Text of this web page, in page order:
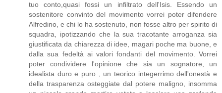
tuo conto,quasi fossi un infiltrato dell'Isis. Essendo un
sostenitore convinto del movimento vorrei poter difendere
Alfredino, e chi lo ha sostenuto, non fosse altro per spirito di
squadra, ipotizzando che la sua tracotante arroganza sia
giustificata da chiarezza di idee, magari poche ma buone, e
dalla sua fedeltà ai valori fondanti del movimento. Vorrei
poter condividere l'opinione che sia un sognatore, un
idealista duro e puro , un teorico integerrimo dell'onestà e
della trasparenza osteggiate dal potere maligno, insomma